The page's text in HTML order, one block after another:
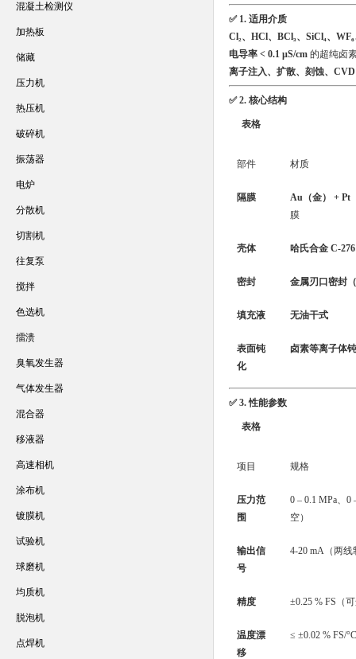
✅ 1. 适用介质
Cl₂、HCl、BCl₃、SiCl₄、
电导率 < 0.1 µS/cm的超纯卤
离子注入、扩散、刻蚀、
✅ 2. 核心结构
表格
部件 材质
隔膜
Au（金） + Pt
膜
壳体 哈氏合金 C-276
密封 金属刃口密封
填充液 无油干式
表面钝
化
卤素等离子体
✅ 3. 性能参数
表格
项目 规格
压力范
围
0 – 0.1 MPa、0
空）
输出信
号
4-20 mA（两线
精度 ±0.25 % FS（
温度漂
移
≤ ±0.02 % FS/°C
混凝土检测仪
加热板
储藏
压力机
热压机
破碎机
振荡器
电炉
分散机
切割机
往复泵
搅拌
色选机
擂溃
臭氧发生器
气体发生器
混合器
移液器
高速相机
涂布机
镀膜机
试验机
球磨机
均质机
脱泡机
点焊机